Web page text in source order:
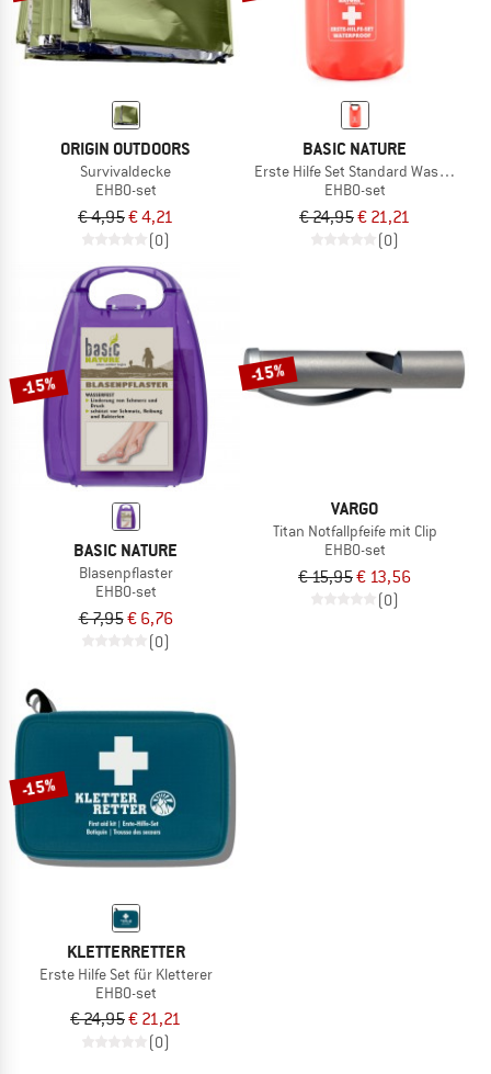
ORIGIN OUTDOORS
Survivaldecke
EHBO-set
€ 4,95€ 4,21
(0)
BASIC NATURE
Erste Hilfe Set Standard
EHBO-set
€ 24,95€ 21,21
(0)
-15%
BASIC NATURE
Blasenpflaster
EHBO-set
€ 7,95€ 6,76
(0)
-15%
VARGO
Titan Notfallpfeife mit Clip
EHBO-set
€ 15,95€ 13,56
(0)
-15%
KLETTERRETTER
Erste Hilfe Set für Kletterer
EHBO-set
€ 24,95€ 21,21
(0)